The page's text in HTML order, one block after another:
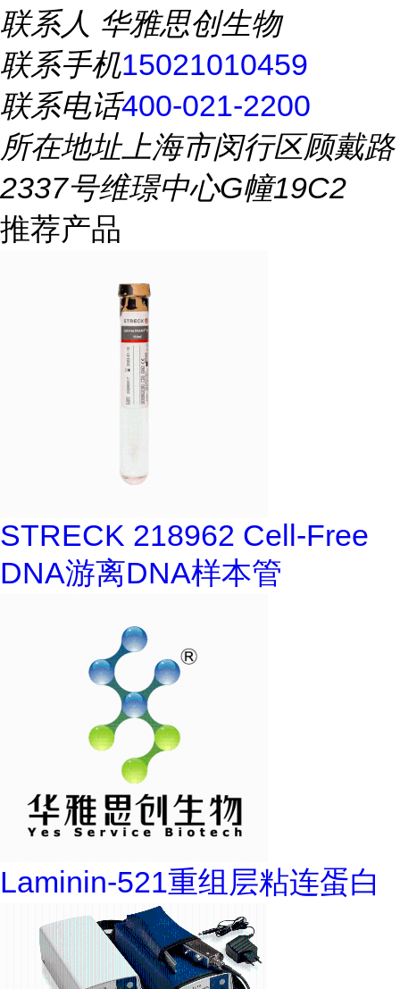
联系人 华雅思创生物
联系手机15021010459
联系电话400-021-2200
所在地址上海市闵行区顾戴路
2337号维璟中心G幢19C2
推荐产品
STRECK 218962 Cell-Free
DNA游离DNA样本管
Laminin-521重组层粘连蛋白